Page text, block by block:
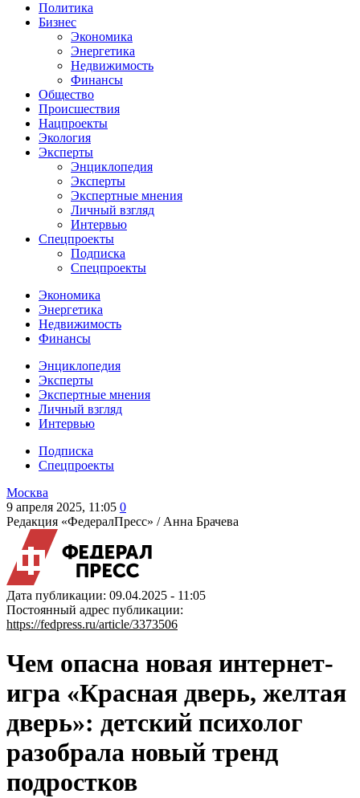
Политика
Бизнес
Экономика
Энергетика
Недвижимость
Финансы
Общество
Происшествия
Нацпроекты
Экология
Эксперты
Энциклопедия
Эксперты
Экспертные мнения
Личный взгляд
Интервью
Спецпроекты
Подписка
Спецпроекты
Экономика
Энергетика
Недвижимость
Финансы
Энциклопедия
Эксперты
Экспертные мнения
Личный взгляд
Интервью
Подписка
Спецпроекты
Москва
9 апреля 2025, 11:05 0
Редакция «ФедералПресс» / Анна Брачева
Дата публикации: 09.04.2025 - 11:05
Постоянный адрес публикации:
https://fedpress.ru/article/3373506
Чем опасна новая интернет-
игра «Красная дверь, желтая
дверь»: детский психолог
разобрала новый тренд
подростков